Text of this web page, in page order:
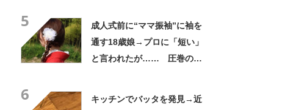
5
成人式前に“ママ振袖”に袖を
通す18歳娘→プロに「短い」
と言われたが…… 圧巻の着
6
キッチンでバッタを発見→近